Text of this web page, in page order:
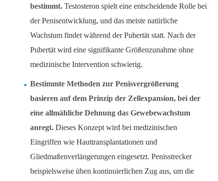
bestimmt. Testosteron spielt eine entscheidende Rolle bei
der Penisentwicklung, und das meiste natürliche
Wachstum findet während der Pubertät statt. Nach der
Pubertät wird eine signifikante Größenzunahme ohne
medizinische Intervention schwierig.
Bestimmte Methoden zur Penisvergrößerung
basieren auf dem Prinzip der Zellexpansion, bei der
eine allmähliche Dehnung das Gewebewachstum
anregt. Dieses Konzept wird bei medizinischen
Eingriffen wie Hauttransplantationen und
Gliedmaßenverlängerungen eingesetzt. Penisstrecker
beispielsweise üben kontinuierlichen Zug aus, um die